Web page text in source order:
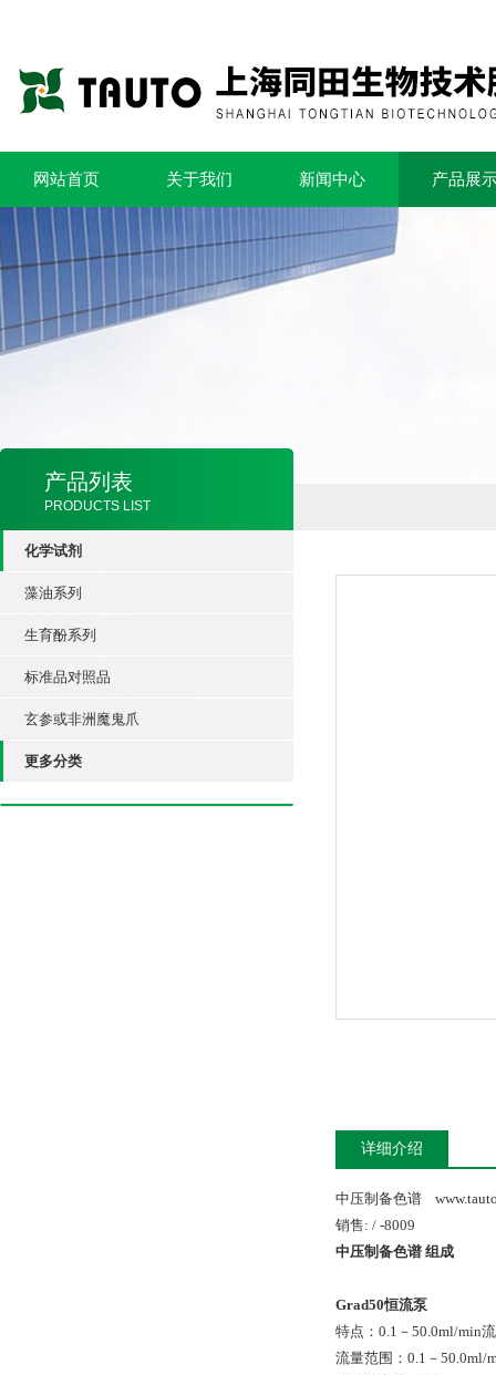
网站首页 关于我们 新闻中心 产品展
产品列表
PRODUCTS LIST
化学试剂
藻油系列
生育酚系列
标准品对照品
玄参或非洲魔鬼爪
更多分类
详细介绍
中压制备色谱
销售: / -8009
中压制备色谱 组成
Grad50恒流泵
特点：0.1－50.0ml/min
流量范围：0.1－50.0ml/